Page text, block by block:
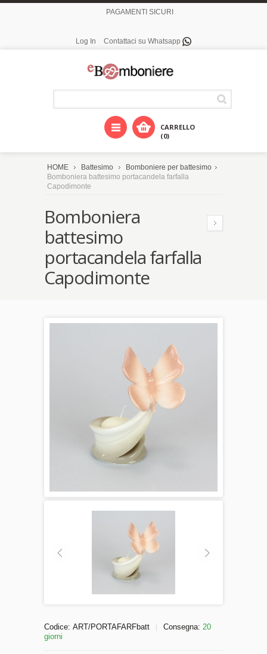
PAGAMENTI SICURI
Log In Contattaci su Whatsapp
CARRELLO
(0)
HOME Battesimo
Bomboniere per battesimo
Bomboniera battesimo portacandela farfalla
Capodimonte
Bomboniera
battesimo
portacandela farfalla
Capodimonte
Codice: ART/PORTAFARFbatt Consegna: 20
giorni